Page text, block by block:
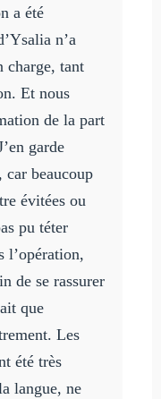
a été
n’a
charge, tant
Et nous
de la part
garde
car beaucoup
évitées ou
pu téter
l’opération,
de se rassurer
que
Les
été très
langue, ne